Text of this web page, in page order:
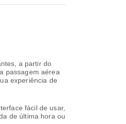
a partir do
passagem aérea
experiência de
fácil de usar,
de última hora ou